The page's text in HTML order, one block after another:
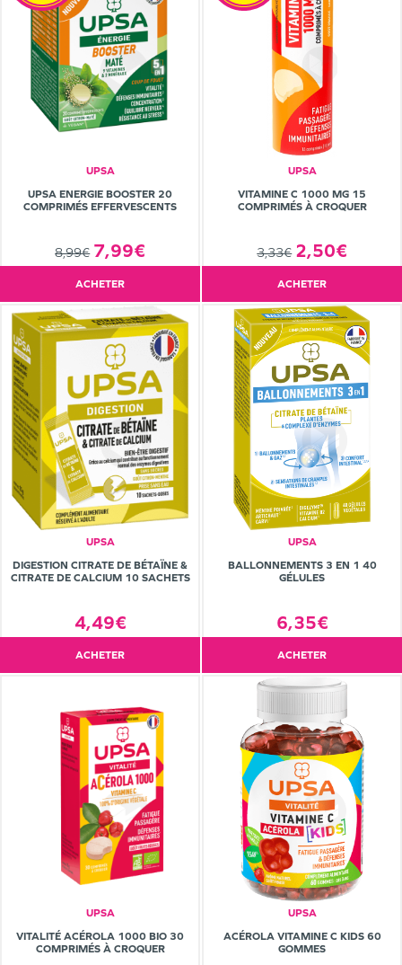
UPSA
UPSA ENERGIE BOOSTER 20
COMPRIMÉS EFFERVESCENTS
8,99€ 7,99€
ACHETER
UPSA
VITAMINE C 1000 MG 15
COMPRIMÉS À CROQUER
3,33€ 2,50€
ACHETER
UPSA
DIGESTION CITRATE DE BÉTAÏNE &
CITRATE DE CALCIUM 10 SACHETS
4,49€
ACHETER
UPSA
BALLONNEMENTS 3 EN 1 40
GÉLULES
6,35€
ACHETER
UPSA
VITALITÉ ACÉROLA 1000 BIO 30
COMPRIMÉS À CROQUER
UPSA
ACÉROLA VITAMINE C KIDS 60
GOMMES